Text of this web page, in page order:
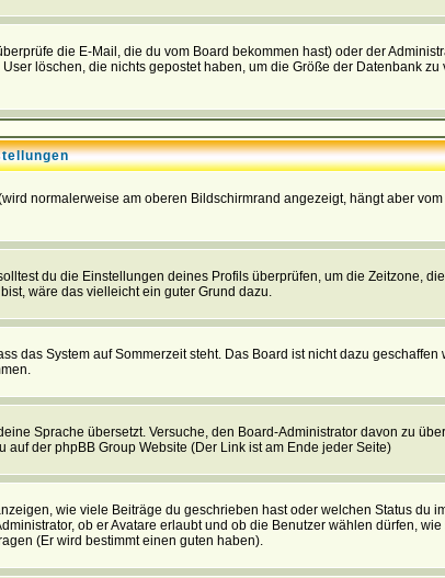
die E-Mail, die du vom Board bekommen hast) oder der
löschen, die nichts gepostet haben, um die Größe der Datenbank
normalerweise am oberen Bildschirmrand angezeigt, hängt aber
du die Einstellungen deines Profils überprüfen, um die Zeitzone,
wäre das vielleicht ein guter Grund dazu.
das System auf Sommerzeit steht. Das Board ist nicht dazu geschaffen
Sprache übersetzt. Versuche, den Board-Administrator davon zu
der phpBB Group Website (Der Link ist am Ende jeder Seite)
wie viele Beiträge du geschrieben hast oder welchen Status du
ob er Avatare erlaubt und ob die Benutzer wählen dürfen,
(Er wird bestimmt einen guten haben).